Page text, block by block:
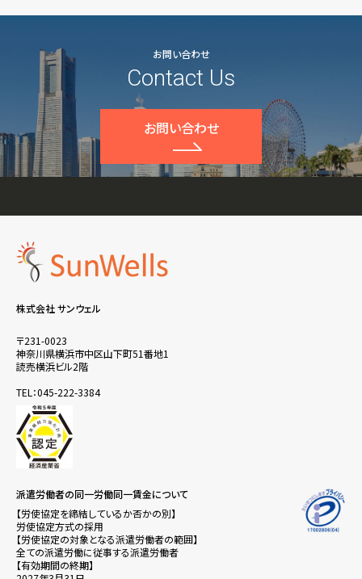
お問い合わせ
Contact Us
お問い合わせ
株式会社 サンウェル
〒231-0023
神奈川県横浜市中区山下町51番地1
読売横浜ビル2階
TEL：045-222-3384
派遣労働者の同一労働同一賃金について
【労使協定を締結しているか否かの別】
労使協定方式の採用
【労使協定の対象となる派遣労働者の範囲】
全ての派遣労働に従事する派遣労働者
【有効期間の終期】